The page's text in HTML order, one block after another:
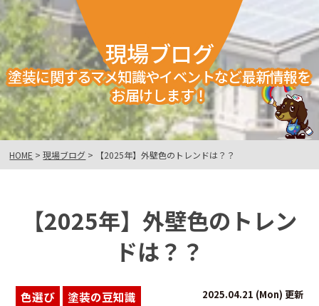
現場ブログ
塗装に関するマメ知識やイベントなど最新情報を
お届けします！
HOME >現場ブログ > 【2025年】外壁色のトレンドは？？
【2025年】外壁色のトレン
ドは？？
色選び 塗装の豆知識 2025.04.21 (Mon) 更新